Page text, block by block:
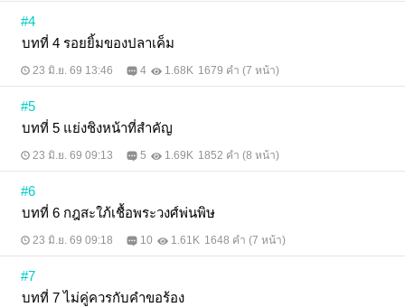
#4
บทที่ 4 รอยยิ้มของปลาเค็ม
23 มิ.ย. 69 13:46 4 1.68K 1679 คำ (7 หน้า)
#5
บทที่ 5 แย่งชิงหน้าที่สำคัญ
23 มิ.ย. 69 09:13 5 1.69K 1852 คำ (8 หน้า)
#6
บทที่ 6 กฎสะใภ้เชื้อพระวงศ์พ่นพิษ
23 มิ.ย. 69 09:18 10 1.61K 1648 คำ (7 หน้า)
#7
บทที่ 7 ไม่คู่ควรกับคำขอร้อง